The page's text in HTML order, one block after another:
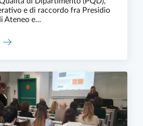
e di raccordo fra Presidio
Ateneo e...
PRESIDIO PER LA QUALITÀ DI DIPARTIMENTO